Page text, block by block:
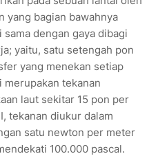
yang bagian bawahnya
dengan gaya dibagi
yaitu, satu setengah pon
yang menekan setiap
merupakan tekanan
laut sekitar 15 pon per
tekanan diukur dalam
satu newton per meter
100.000 pascal.